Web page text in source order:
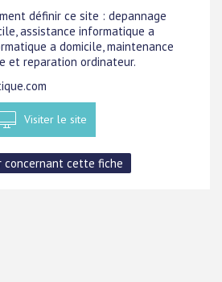
définir ce site : depannage
assistance informatique a
a domicile, maintenance
et reparation ordinateur.
Visiter le site